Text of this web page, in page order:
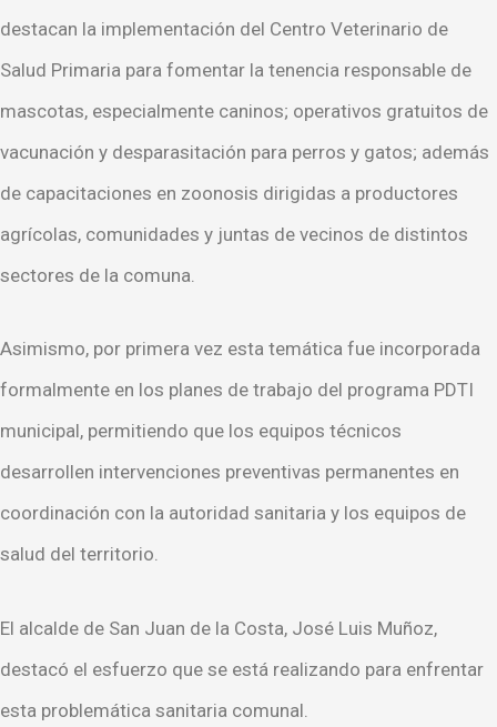
destacan la implementación del Centro Veterinario de
Salud Primaria para fomentar la tenencia responsable de
mascotas, especialmente caninos; operativos gratuitos de
vacunación y desparasitación para perros y gatos; además
de capacitaciones en zoonosis dirigidas a productores
agrícolas, comunidades y juntas de vecinos de distintos
sectores de la comuna.
Asimismo, por primera vez esta temática fue incorporada
formalmente en los planes de trabajo del programa PDTI
municipal, permitiendo que los equipos técnicos
desarrollen intervenciones preventivas permanentes en
coordinación con la autoridad sanitaria y los equipos de
salud del territorio.
El alcalde de San Juan de la Costa, José Luis Muñoz,
destacó el esfuerzo que se está realizando para enfrentar
esta problemática sanitaria comunal.